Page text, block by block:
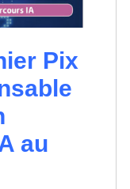
Pix
au